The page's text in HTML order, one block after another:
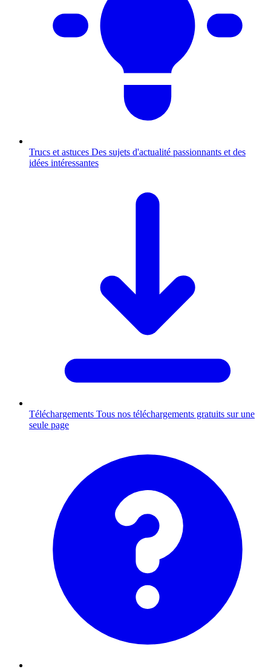
Trucs et astuces Des sujets d'actualité passionnants et des
idées intéressantes
Téléchargements Tous nos téléchargements gratuits sur une
seule page